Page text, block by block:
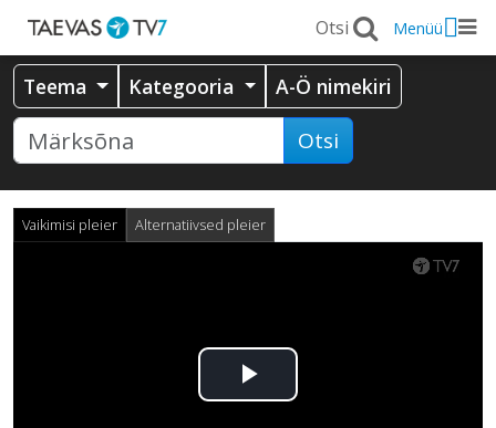
Menüü
Teema Kategooria A-Ö nimekiri
Otsi
Vaikimisi pleier Alternatiivsed pleier
Esita